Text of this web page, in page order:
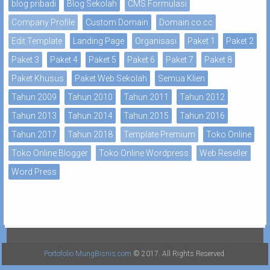
blog pribadi Blog Sekolah
CMS Formulasi
Company Profile
Custom Domain
Domain co.cc
Edit Template
Landing Page Organisasi Paket 1
Paket 2
Paket 3
Paket 4 Paket 5 Paket 6 Paket 7
Paket 8
Paket Khusus
Paket Web Sekolah
Semua Klien
Tahun 2009
Tahun 2010 Tahun 2011
Tahun 2012
Tahun 2013
Tahun 2014 Tahun 2015
Tahun 2016
Tahun 2017
Tahun 2018 Template Premium
Toko Online
Toko Online Blogger
Toko Online Wordpress
Web Reseller
Word Press
Portofolio MungBisnis.com © 2017. All Rights Reserved.